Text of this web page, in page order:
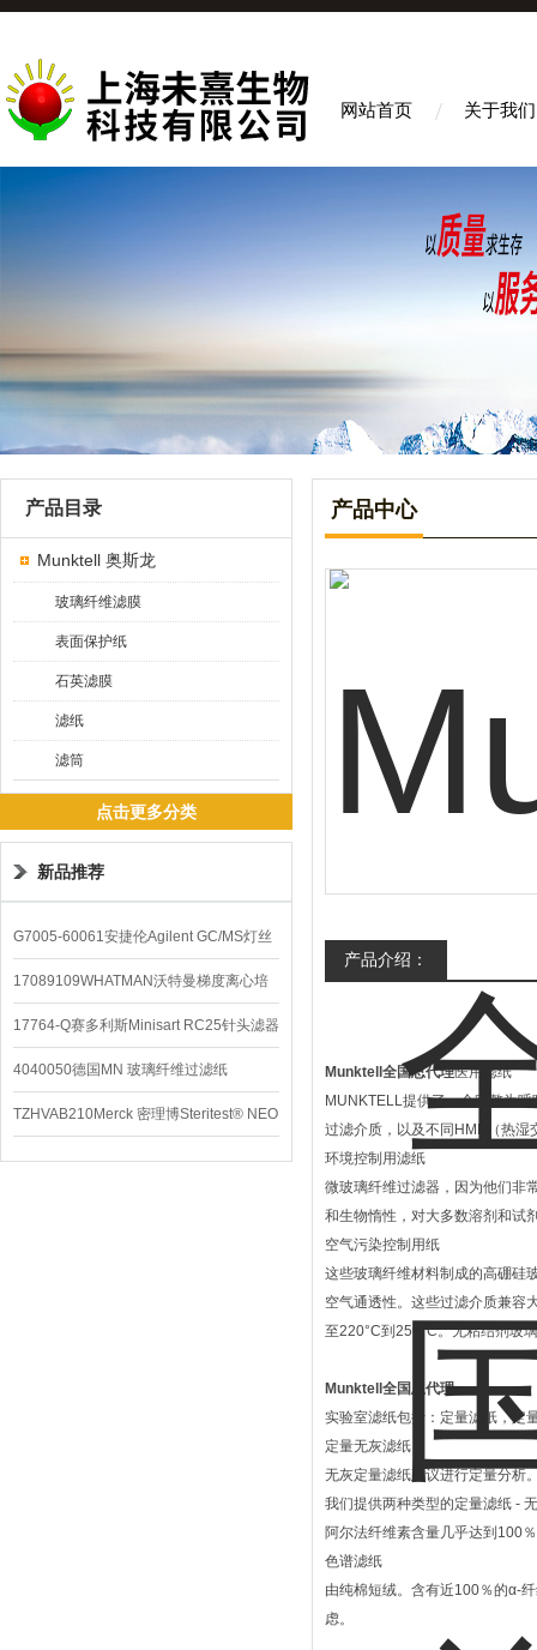
网站首页 关于我们
产品目录
Munktell 奥斯龙
玻璃纤维滤膜
表面保护纸
石英滤膜
滤纸
滤筒
点击更多分类
新品推荐
G7005-60061安捷伦Agilent GC/MS灯丝
配件
17089109WHATMAN沃特曼梯度离心培
养基
17764-Q赛多利斯Minisart RC25针头滤器
4040050德国MN 玻璃纤维过滤纸
TZHVAB210Merck 密理博Steritest® NEO
设备
产品中心
产品介绍：
Munktell全国总代理医用滤纸
MUNKTELL提供了一个完整为
过滤介质，以及不同HME（热湿
环境控制用滤纸
微玻璃纤维过滤器，因为他们非
和生物惰性，对大多数溶剂和试
空气污染控制用纸
这些玻璃纤维材料制成的高硼硅
空气通透性。这些过滤介质兼容
至220°C到250°C。无粘结剂玻
Munktell全国总代理
实验室滤纸包括：定量滤纸，定
定量无灰滤纸
无灰定量滤纸建议进行定量分析
我们提供两种类型的定量滤纸 -
阿尔法纤维素含量几乎达到100
色谱滤纸
由纯棉短绒。含有近100％的α-
虑。